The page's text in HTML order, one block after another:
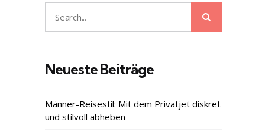
Search
for:
Neueste Beiträge
Männer-Reisestil: Mit dem Privatjet diskret
und stilvoll abheben